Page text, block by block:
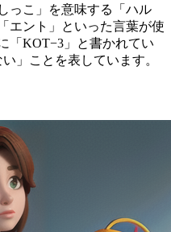
っこ」を意味する「ハル
エント」といった言葉が使
「KOT−3」と書かれてい
」ことを表しています。